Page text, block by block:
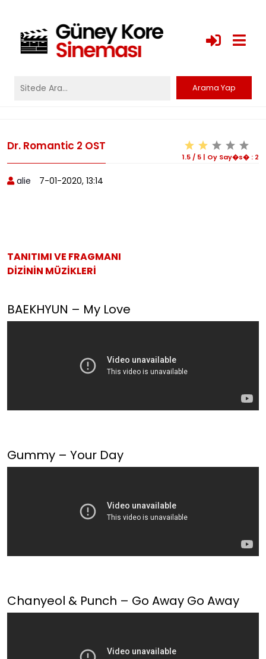
Dr. Romantic 2 OST
1.5 / 5 | Oy Say�s� : 2
alie 7-01-2020, 13:14
TANITIMI VE FRAGMANI
DİZİNİN MÜZİKLERİ
BAEKHYUN – My Love
Gummy – Your Day
Chanyeol & Punch – Go Away Go Away